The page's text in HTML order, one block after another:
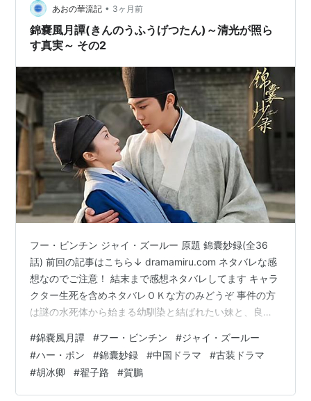
あおの華流記 • 3ヶ月前
錦嚢風月譚(きんのうふうげつたん)～清光が照ら
す真実～ その2
フー・ビンチン ジャイ・ズールー 原題 錦囊妙録(全36
話) 前回の記事はこちら↓ dramamiru.com ネタバレな感
想なのでご注意！ 結末まで感想ネタバレしてます キャラ
クター生死を含めネタバレＯＫな方のみどうぞ 事件の方
は謎の水死体から始まる幼馴染と結ばれたい妹と、良い
犯人にされるがそれは冤罪で、話は思わぬ方向へ── 兄と
その妻の秘密につながる。 事件が重なるにつれ慕之と羅
疎の仲は近づく。 陳梅卿は慕之の同級生で、現在は県令
として慕之を支える立場。 公私に渡り慕之を支えてい
#錦嚢風月譚 #フー・ビンチン #ジャイ・ズールー
#ハー・ポン #錦囊妙録 #中国ドラマ #古装ドラマ
#胡冰卿 #翟子路 #賀鵬